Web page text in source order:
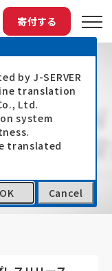
寄付する
by J-SERVER
translation
Ltd.
system
translated
OK Cancel